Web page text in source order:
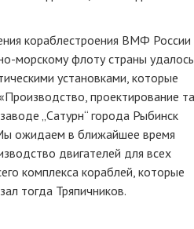
кораблестроения ВМФ России
морскомуфлоту страны удалось
установками, которые
проектирование
„Сатурн“ города Рыбинск
ожидаем в ближайшее время
двигателей для всех
комплекса кораблей, которые
тогда Тряпичников.